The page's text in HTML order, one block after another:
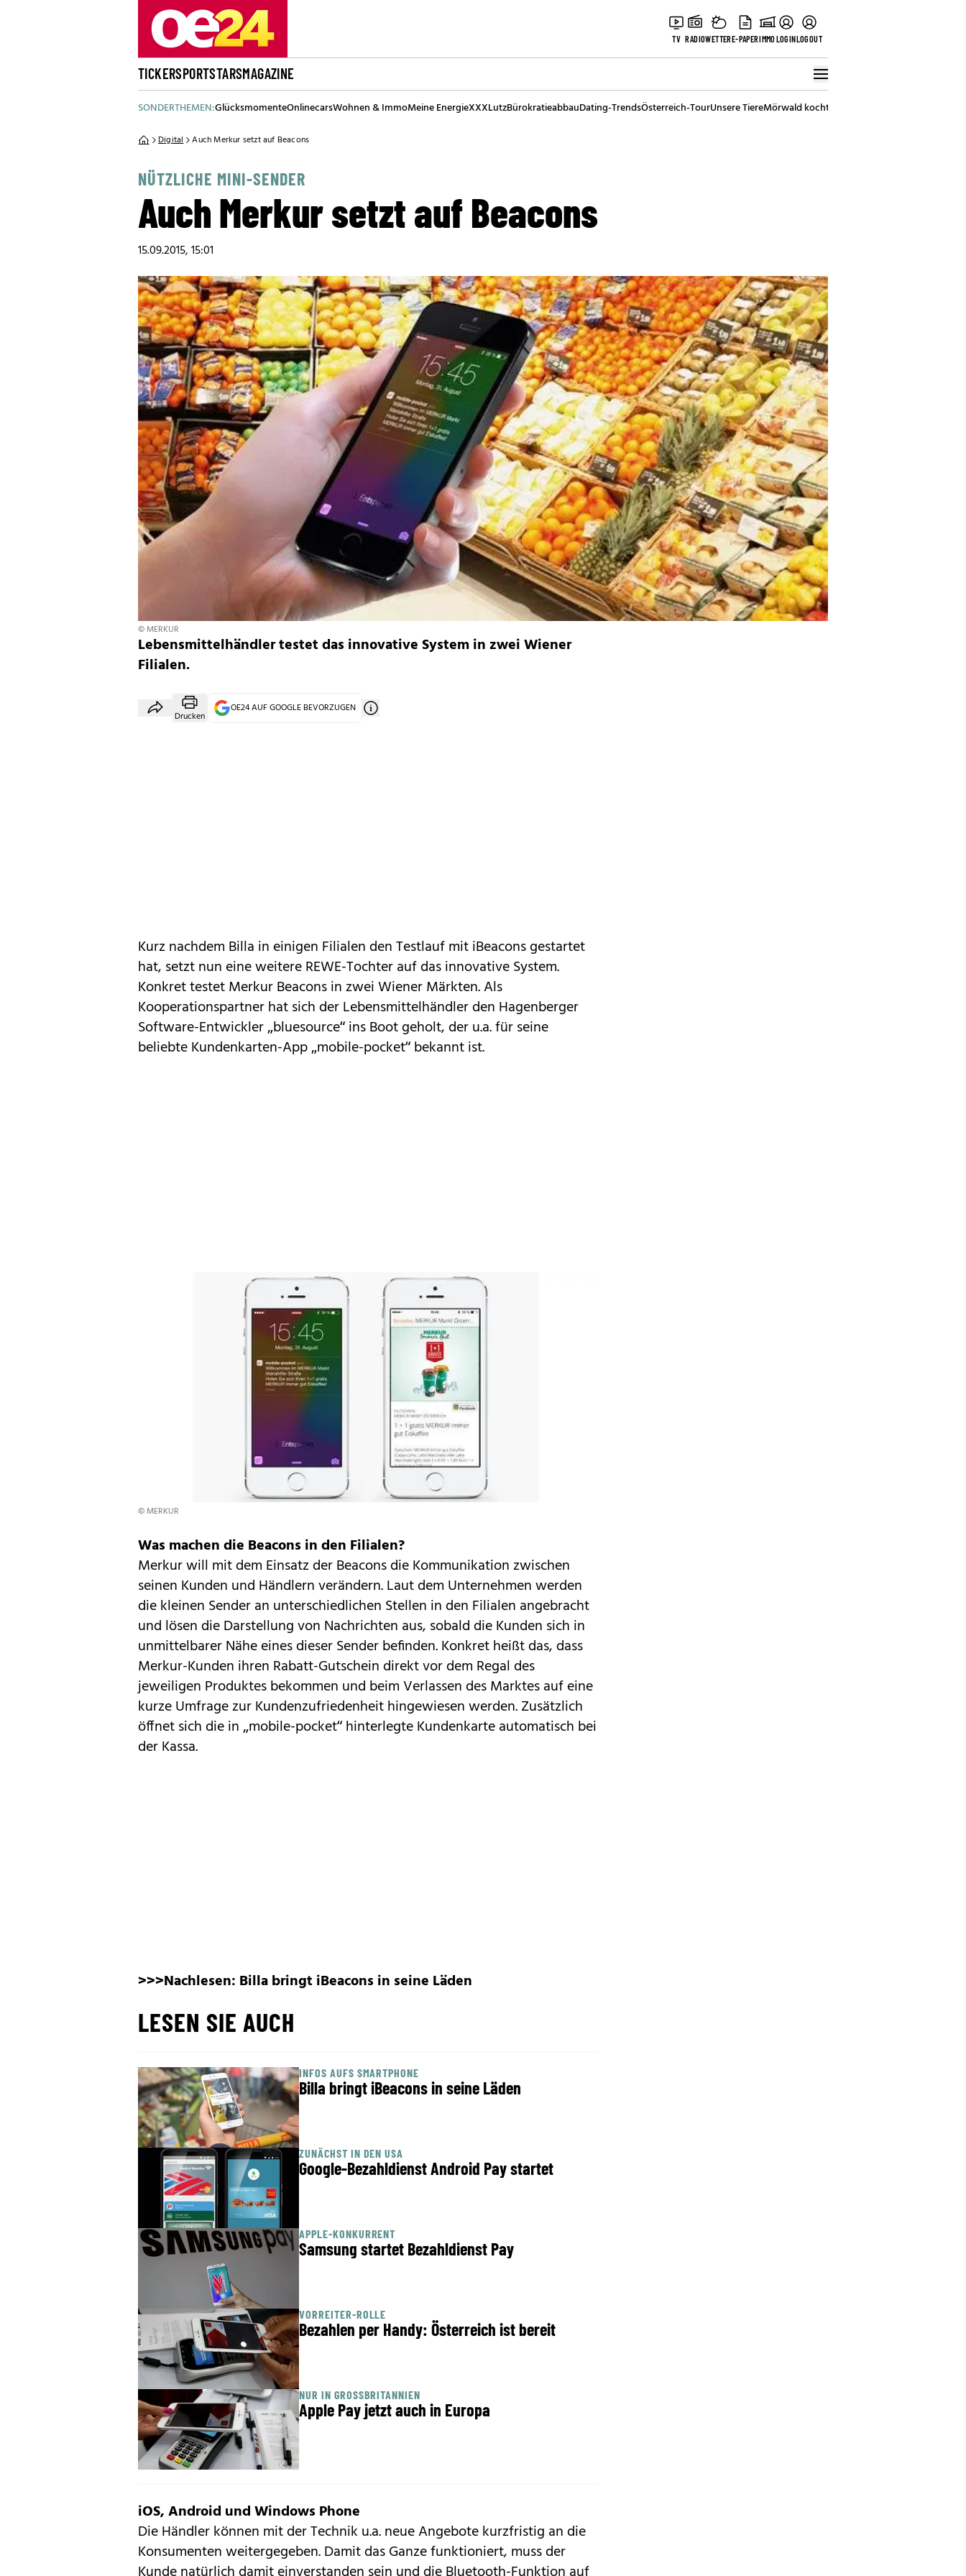
TV RADIOWETTERE-PAPERIMMOLOGINLOGOUT
TICKERSPORTSTARSMAGAZINE
SONDERTHEMEN:GlücksmomenteOnlinecarsWohnen & ImmoMeine EnergieXXXLutzBürokratieabbauDating-TrendsÖsterreich-TourUnsere TiereMörwald kocht
Digital Auch Merkur setzt auf Beacons
NÜTZLICHE MINI-SENDER
Auch Merkur setzt auf Beacons
15.09.2015, 15:01
© MERKUR
Lebensmittelhändler testet das innovative System in zwei Wiener
Filialen.
Drucken
OE24 AUF GOOGLE BEVORZUGEN
Kurz nachdem Billa in einigen Filialen den Testlauf mitiBeacons gestartet
hat, setzt nun eine weitere REWE-Tochter auf das innovative System.
Konkret testet Merkur Beacons in zwei Wiener Märkten. Als
Kooperationspartner hat sich der Lebensmittelhändler den Hagenberger
Software-Entwickler „bluesource“ ins Boot geholt, der u.a. für seine
beliebte Kundenkarten-App „mobile-pocket“ bekannt ist.
© MERKUR
Was machen die Beacons in den Filialen?
Merkur will mit dem Einsatz der Beacons die Kommunikation zwischen
seinen Kunden und Händlern verändern. Laut dem Unternehmen werden
die kleinen Sender an unterschiedlichen Stellen in den Filialen angebracht
und lösen die Darstellung von Nachrichten aus, sobald die Kunden sich in
unmittelbarer Nähe eines dieser Sender befinden. Konkret heißt das, dass
Merkur-Kunden ihren Rabatt-Gutschein direkt vor dem Regal des
jeweiligen Produktes bekommen und beim Verlassen des Marktes auf eine
kurze Umfrage zur Kundenzufriedenheit hingewiesen werden. Zusätzlich
öffnet sich die in „mobile-pocket“ hinterlegte Kundenkarte automatisch bei
der Kassa.
>>>Nachlesen: Billa bringt iBeacons in seine Läden
LESEN SIE AUCH
INFOS AUFS SMARTPHONE
Billa bringt iBeacons in seine Läden
ZUNÄCHST IN DEN USA
Google-Bezahldienst Android Pay startet
APPLE-KONKURRENT
Samsung startet Bezahldienst Pay
VORREITER-ROLLE
Bezahlen per Handy: Österreich ist bereit
NUR IN GROSSBRITANNIEN
Apple Pay jetzt auch in Europa
iOS, Android und Windows Phone
Die Händler können mit der Technik u.a. neue Angebote kurzfristig an die
Konsumenten weitergegeben. Damit das Ganze funktioniert, muss der